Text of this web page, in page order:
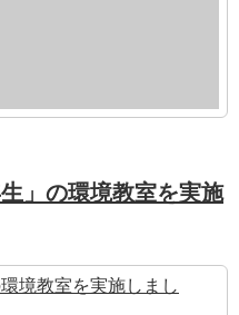
」の環境教室を実施